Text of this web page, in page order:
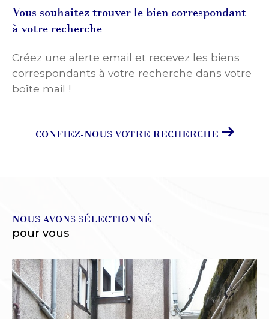
Vous souhaitez trouver le bien correspondant
à votre recherche
Créez une alerte email et recevez les biens
correspondants à votre recherche dans votre
boîte mail !
CONFIEZ-NOUS VOTRE RECHERCHE
NOUS AVONS SÉLECTIONNÉ
pour vous